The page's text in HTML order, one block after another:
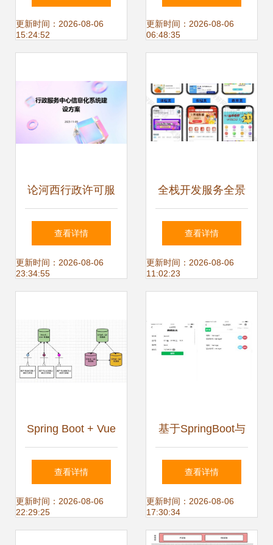
统开发视角
更新时间：2026-08-06
15:24:52
源码到部署的完整
更新时间：2026-08-06
06:48:35
论河西行政许可服
务中心办公自动化
开发项目 程序与系
查看详情
更新时间：2026-08-06
23:34:55
全栈开发服务全景
从App到物联网，
从ERP到可视化大
查看详情
更新时间：2026-08-06
11:02:23
Spring Boot + Vue
+ Element UI 开发
个人博客项目实战
查看详情
更新时间：2026-08-06
22:29:25
基于SpringBoot与
微信小程序的小区
物业管理系统设计
与开发
查看详情
更新时间：2026-08-06
17:30:34